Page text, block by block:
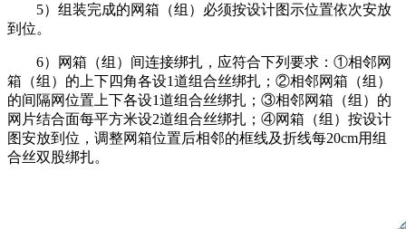
5）组装完成的网箱（组）必须按设计图示位置依次安放
到位。
6）网箱（组）间连接绑扎，应符合下列要求：①相邻网
箱（组）的上下四角各设1道组合丝绑扎；②相邻网箱（组）
的间隔网位置上下各设1道组合丝绑扎；③相邻网箱（组）的
网片结合面每平方米设2道组合丝绑扎；④网箱（组）按设计
图安放到位，调整网箱位置后相邻的框线及折线每20cm用组
合丝双股绑扎。